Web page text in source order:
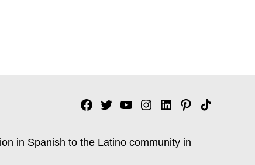
Facebook
TwitterYouTubeInstagram
Linkedin
Pinterest
Tik
in Spanish to the Latino community in